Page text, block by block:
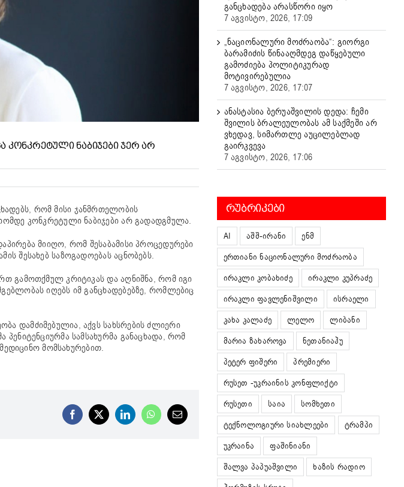
ᲙᲝᲜᲙᲠᲔᲢᲣᲚᲘ ᲜᲐᲑᲘᲯᲔᲑᲘ ᲯᲔᲠ ᲐᲠ
რომ მისი ჯანმრთელობის
კონკრეტული ნაბიჯები არ გადადგმულა.
მიიღო, რომ შესაბამისი პროცედურები
შესახებ საზოგადოებას აცნობებს.
გამოთქმულ კრიტიკას და აღნიშნა, რომ იგი
იღებს იმ განცხადებებზე, რომლებიც
დამძიმებულია, აქვს სახსრების ძლიერი
სამსახურმა განაცხადა, რომ
მომსახურებით.
Facebook
X LinkedInWhatsApp
Email
განცხადება არასწორი იყო
7 აგვისტო, 2026, 17:09
„ნაციონალური მოძრაობა“: გიორგი
ბარამიძის წინააღმდეგ დაწყებული
გამოძიება პოლიტიკურად
მოტივირებულია
7 აგვისტო, 2026, 17:07
ანასტასია ბერუაშვილის დედა: ჩემი
შვილის ბრალეულობას ამ საქმეში არ
ვხედავ, სიმართლე აუცილებლად
გაირკვევა
7 აგვისტო, 2026, 17:06
ᲠᲣᲑᲠᲘᲙᲔᲑᲘ
AI აშშ-ირანი
ენმ
ერთიანი ნაციონალური მოძრაობა
ირაკლი კობახიძე
ირაკლი კუპრაძე
ირაკლი ფავლენიშვილი
ისრაელი
კახა კალაძე
ლელო
ლიბანი
მარია ზახაროვა
ნეთანიაჰუ
პეტერ ფიშერი
პრემიერი
რუსეთ -უკრაინის კონფლიქტი
რუსეთი
საია
სომხეთი
ტექნოლოგიური სიახლეები
ტრამპი
უკრაინა
ფაშინიანი
შალვა პაპუაშვილი
ხაზის რადიო